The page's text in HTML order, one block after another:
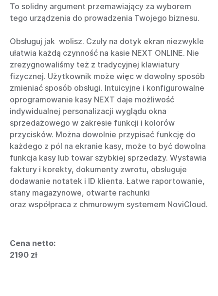
To solidny argument przemawiający za wyborem
tego urządzenia do prowadzenia Twojego biznesu.
Obsługuj jak wolisz. Czuły na dotyk ekran niezwykle
ułatwia każdą czynność na kasie NEXT ONLINE. Nie
zrezygnowaliśmy też z tradycyjnej klawiatury
fizycznej. Użytkownik może więc w dowolny sposób
zmieniać sposób obsługi. Intuicyjne i konfigurowalne
oprogramowanie kasy NEXT daje możliwość
indywidualnej personalizacji wyglądu okna
sprzedażowego w zakresie funkcji i kolorów
przycisków. Można dowolnie przypisać funkcję do
każdego z pól na ekranie kasy, może to być dowolna
funkcja kasy lub towar szybkiej sprzedaży. Wystawia
faktury i korekty, dokumenty zwrotu, obsługuje
dodawanie notatek i ID klienta. Łatwe raportowanie,
stany magazynowe, otwarte rachunki
oraz współpraca z chmurowym systemem NoviCloud.
Cena netto:
2190 zł